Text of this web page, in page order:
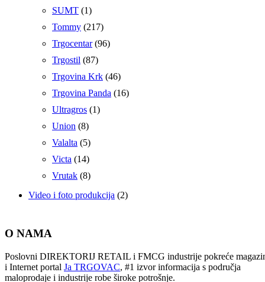
SUMT (1)
Tommy (217)
Trgocentar(96)
Trgostil (87)
Trgovina Krk (46)
Trgovina Panda (16)
Ultragros (1)
Union (8)
Valalta (5)
Victa (14)
Vrutak (8)
Video i foto produkcija (2)
O NAMA
Poslovni DIREKTORIJ RETAIL i FMCG industrije pokreće
i Internet portal Ja TRGOVAC, #1 izvor informacija s područja
maloprodaje i industrije robe široke potrošnje.